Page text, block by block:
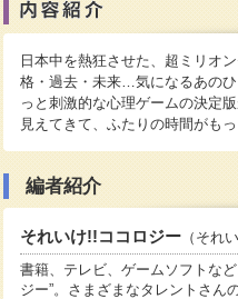
日本中を熱狂させた、超ミリオ
格・過去・未来…気になるあの
っと刺激的な心理ゲームの決定
見えてきて、ふたりの時間がもっ
編者紹介
それいけ!!ココロジー （それ
書籍、テレビ、ゲームソフトな
ジー”。さまざまなタレントさん